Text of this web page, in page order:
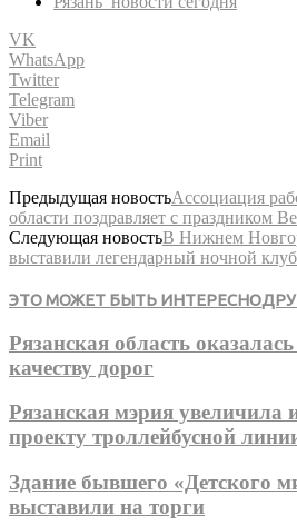
VK
WhatsApp
Twitter
Telegram
Viber
Email
Print
Предыдущая новостьАссоциация
области поздравляет с праздником
Следующая новостьВ Нижнем
выставили легендарный ночной клуб
ЭТО МОЖЕТ БЫТЬ ИНТЕРЕСНО
Рязанская область
качеству дорог
Рязанская мэрия увеличила
проекту троллейбусной
Здание бывшего «Детского
выставили на торги